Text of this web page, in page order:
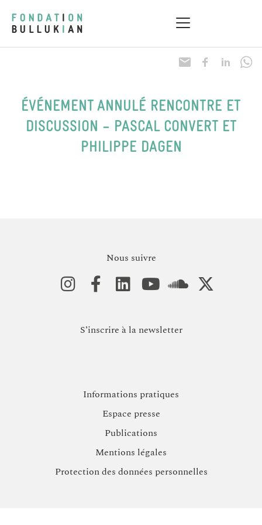
ÉVÉNEMENT ANNULÉ RENCONTRE ET
DISCUSSION – PASCAL CONVERT ET
PHILIPPE DAGEN
Nous suivre
S’inscrire à la newsletter
Informations pratiques
Espace presse
Publications
Mentions légales
Protection des données personnelles